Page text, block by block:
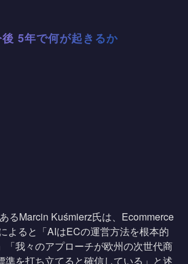
5年で何が起きるか
るMarcin Kuśmierz氏は、Ecommerce
よると「AIはECの運営方法を根本的
「我々のアプローチが欧州の次世代商
準を打ち立てると確信している」と述